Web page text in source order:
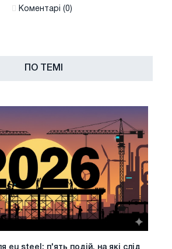
Коментарі (0)
ПО ТЕМІ